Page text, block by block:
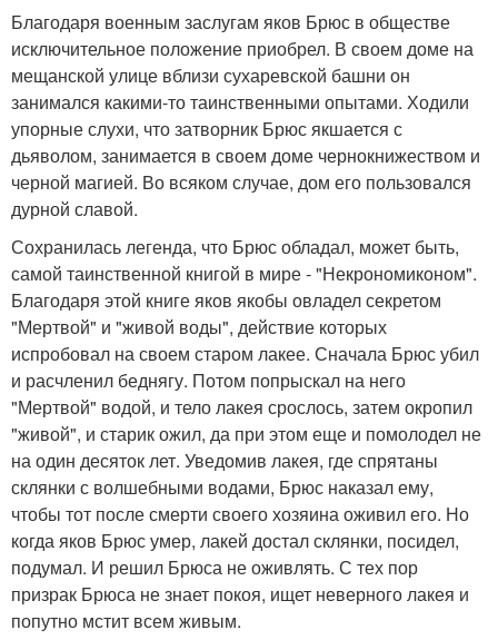
Благодаря военным заслугам яков Брюс в обществе
исключительное положение приобрел. В своем доме на
мещанской улице вблизи сухаревской башни он
занимался какими-то таинственными опытами. Ходили
упорные слухи, что затворник Брюс якшается с
дьяволом, занимается в своем доме чернокнижеством и
черной магией. Во всяком случае, дом его пользовался
дурной славой.
Сохранилась легенда, что Брюс обладал, может быть,
самой таинственной книгой в мире - "Некрономиконом".
Благодаря этой книге яков якобы овладел секретом
"Мертвой" и "живой воды", действие которых
испробовал на своем старом лакее. Сначала Брюс убил
и расчленил беднягу. Потом попрыскал на него
"Мертвой" водой, и тело лакея срослось, затем окропил
"живой", и старик ожил, да при этом еще и помолодел не
на один десяток лет. Уведомив лакея, где спрятаны
склянки с волшебными водами, Брюс наказал ему,
чтобы тот после смерти своего хозяина оживил его. Но
когда яков Брюс умер, лакей достал склянки, посидел,
подумал. И решил Брюса не оживлять. С тех пор
призрак Брюса не знает покоя, ищет неверного лакея и
попутно мстит всем живым.